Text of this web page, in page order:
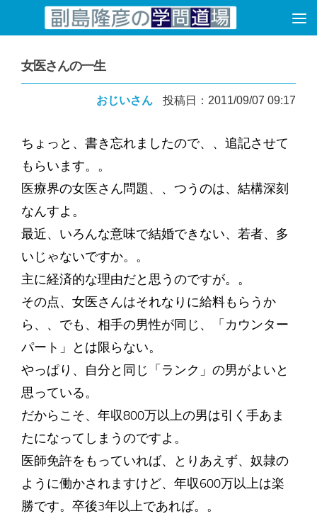
コンテンツへスキップ
女医さんの一生
おじいさん 投稿日：2011/09/07 09:17
ちょっと、書き忘れましたので、、追記させて
もらいます。。
医療界の女医さん問題、、つうのは、結構深刻
なんすよ。
最近、いろんな意味で結婚できない、若者、多
いじゃないですか。。
主に経済的な理由だと思うのですが。。
その点、女医さんはそれなりに給料もらうか
ら、、でも、相手の男性が同じ、「カウンター
パート」とは限らない。
やっぱり、自分と同じ「ランク」の男がよいと
思っている。
だからこそ、年収800万以上の男は引く手あま
たになってしまうのですよ。
医師免許をもっていれば、とりあえず、奴隷の
ように働かされますけど、年収600万以上は楽
勝です。卒後3年以上であれば。。